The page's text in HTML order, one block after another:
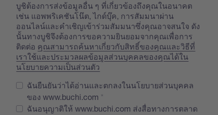
บูชิต้องการส่งข้อมูลอื่น ๆ ที่เกี่ยวข้องถึงคุณในอนาคต
เช่น แอพพริเคชันโน๊ต, ไกด์บุ๊ค, การสัมมนาผ่าน
ออนไลน์และคำเชิญเข้าร่วมสัมมนาซึ่งคุณอาจสนใจ ดัง
นั้นทางบูชิจึงต้องการขอความยินยอมจากคุณเพื่อการ
ติดต่อ คุณสามารถค้นหาเกี่ยวกับสิทธิ์ของคุณและวิธีที่
เราใช้และประมวลผลข้อมูลส่วนบุคคลของคุณได้ใน
นโยบายความเป็นส่วนตัว
ฉันยืนยันว่าได้อ่านและตกลงในนโยบายส่วนบุคคล
ของ www.buchi.com
ฉันอนุญาติให้ www.buchi.com ส่งสื่อทางการตลาด